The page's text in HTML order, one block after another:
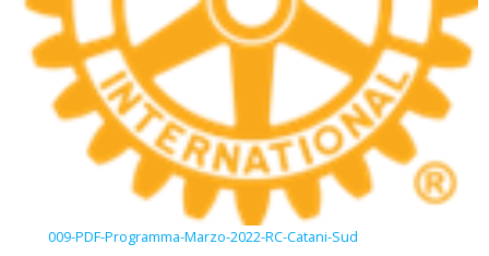
009-PDF-Programma-Marzo-2022-RC-Catani-Sud